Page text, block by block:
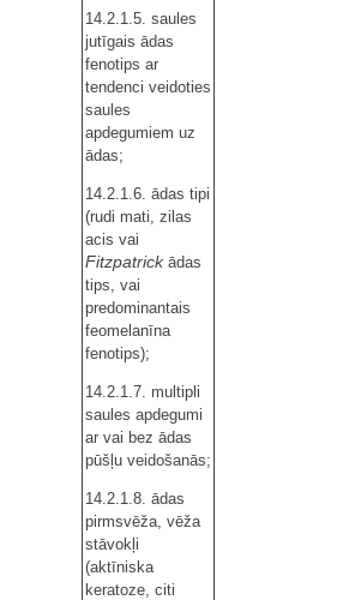
14.2.1.5. saules
jutīgais ādas
fenotips ar
tendenci veidoties
saules
apdegumiem uz
ādas;
14.2.1.6. ādas tipi
(rudi mati, zilas
acis vai
Fitzpatrickādas
tips, vai
predominantais
feomelanīna
fenotips);
14.2.1.7. multipli
saules apdegumi
ar vai bez ādas
pūšļu veidošanās;
14.2.1.8. ādas
pirmsvēža, vēža
stāvokļi
(aktīniska
keratoze, citi